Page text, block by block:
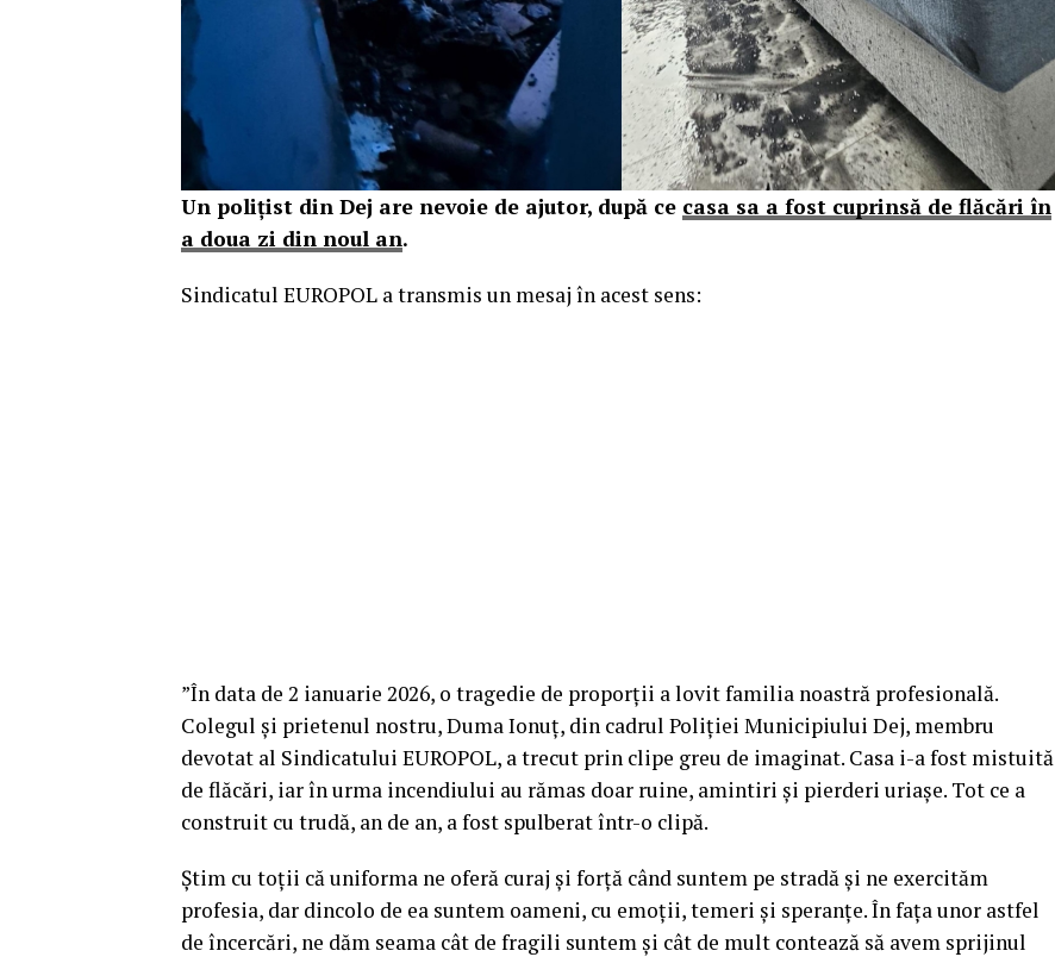
Un polițist din Dej are nevoie de ajutor, după ce casa sa a fost cuprinsă de flăcări în
a doua zi din noul an.
Sindicatul EUROPOL a transmis un mesaj în acest sens:
”În data de 2 ianuarie 2026, o tragedie de proporții a lovit familia noastră profesională.
Colegul și prietenul nostru, Duma Ionuț, din cadrul Poliției Municipiului Dej, membru
devotat al Sindicatului EUROPOL, a trecut prin clipe greu de imaginat. Casa i-a fost mistuită
de flăcări, iar în urma incendiului au rămas doar ruine, amintiri și pierderi uriașe. Tot ce a
construit cu trudă, an de an, a fost spulberat într-o clipă.
Știm cu toții că uniforma ne oferă curaj și forță când suntem pe stradă și ne exercităm
profesia, dar dincolo de ea suntem oameni, cu emoții, temeri și speranțe. În fața unor astfel
de încercări, ne dăm seama cât de fragili suntem și cât de mult contează să avem sprijinul